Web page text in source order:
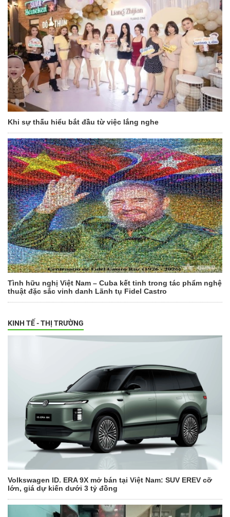
Khi sự thấu hiểu bắt đầu từ việc lắng nghe
Tình hữu nghị Việt Nam – Cuba kết tinh trong tác phẩm nghệ
thuật đặc sắc vinh danh Lãnh tụ Fidel Castro
KINH TẾ - THỊ TRƯỜNG
Volkswagen ID. ERA 9X mở bán tại Việt Nam: SUV EREV cỡ
lớn, giá dự kiến dưới 3 tỷ đồng